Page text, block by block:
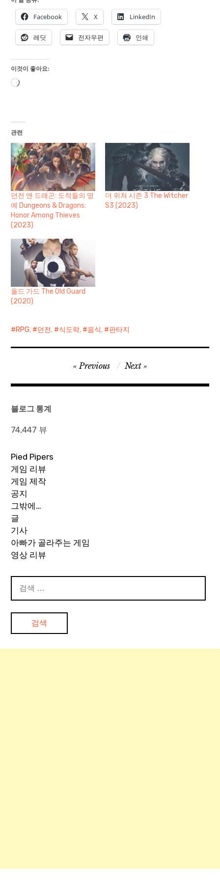
Facebook X LinkedIn
레딧 전자우편 인쇄
이것이 좋아요:
로
관련
던전 앤 드래곤: 도적들의 명
예 Dungeons & Dragons:
Honor Among Thieves
(2023)
더 위쳐 시즌 3 The Witcher
S3 (2023)
올드 가드 The Old Guard
(2020)
RPG, 던전, 식도락, 음식, 판타지
탐
Previous Next
블로그 통계
74,447 뷰
Pied Pipers
게임 리뷰
게임 제작
공지
그밖에…
글
기사
아빠가 골라주는 게임
영상 리뷰
색: